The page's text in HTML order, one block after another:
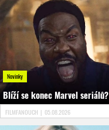
Novinky
Blíží se konec Marvel seriálů?
FILMFANOUCH | 05.08.2026